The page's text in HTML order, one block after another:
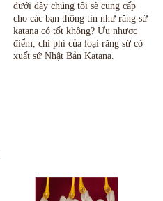
dưới đây chúng tôi sẽ cung cấp
cho các bạn thông tin như răng sứ
katana có tốt không? Ưu nhược
điểm, chi phí của loại răng sứ có
xuất sứ Nhật Bản Katana.